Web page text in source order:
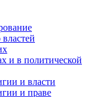
и в политической
и власти
и праве